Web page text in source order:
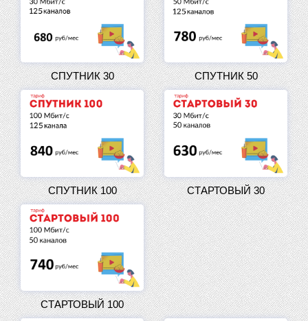
СПУТНИК 30 СПУТНИК 50
СПУТНИК 100 СТАРТОВЫЙ 30
СТАРТОВЫЙ 100